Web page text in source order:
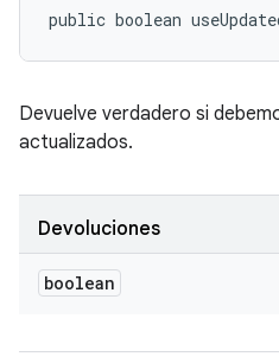
public boolean
Devuelve verdadero si
actualizados.
Devoluciones
boolean